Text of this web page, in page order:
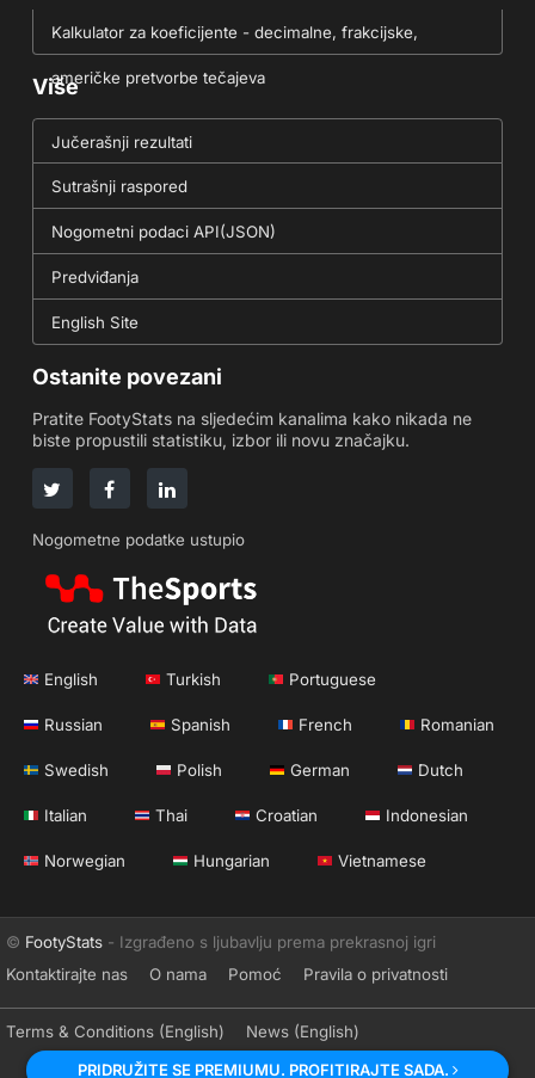
Kalkulator za koeficijente - decimalne, frakcijske,
američke pretvorbe tečajeva
Više
Jučerašnji rezultati
Sutrašnji raspored
Nogometni podaci API(JSON)
Predviđanja
English Site
Ostanite povezani
Pratite FootyStats na sljedećim kanalima kako nikada ne
biste propustili statistiku, izbor ili novu značajku.
Nogometne podatke ustupio
English Turkish Portuguese
Russian Spanish French Romanian
Swedish Polish German Dutch
Italian Thai Croatian Indonesian
Norwegian Hungarian Vietnamese
© FootyStats - Izgrađeno s ljubavlju prema prekrasnoj igri
Kontaktirajte nas
O nama Pomoć Pravila o privatnosti
Terms & Conditions (English)
News (English)
PRIDRUŽITE SE PREMIUMU. PROFITIRAJTE SADA.